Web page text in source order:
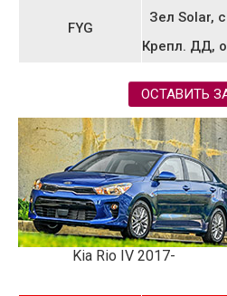
FYG
Зел Solar,
Крепл. ДД,
ОСТАВИТЬ
Kia Rio IV 2017-